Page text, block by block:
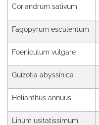
Coriandrum sativum
Fagopyrum esculentum
Foeniculum vulgare
Guizotia abyssinica
Helianthus annuus
Linum usitatissimum